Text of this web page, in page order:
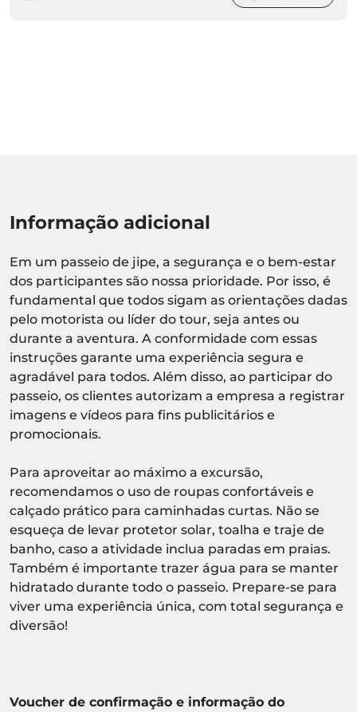
Informação adicional
Em um passeio de jipe, a segurança e o bem-estar
dos participantes são nossa prioridade. Por isso, é
fundamental que todos sigam as orientações dadas
pelo motorista ou líder do tour, seja antes ou
durante a aventura. A conformidade com essas
instruções garante uma experiência segura e
agradável para todos. Além disso, ao participar do
passeio, os clientes autorizam a empresa a registrar
imagens e vídeos para fins publicitários e
promocionais.
Para aproveitar ao máximo a excursão,
recomendamos o uso de roupas confortáveis e
calçado prático para caminhadas curtas. Não se
esqueça de levar protetor solar, toalha e traje de
banho, caso a atividade inclua paradas em praias.
Também é importante trazer água para se manter
hidratado durante todo o passeio. Prepare-se para
viver uma experiência única, com total segurança e
diversão!
Voucher de confirmação e informação do